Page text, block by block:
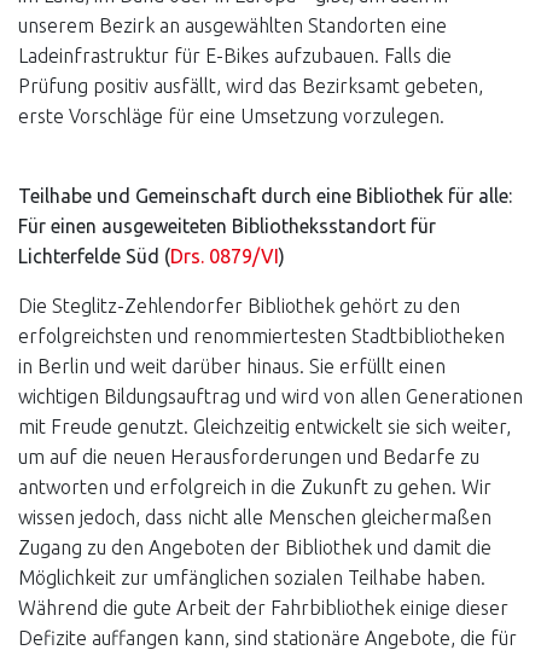
unserem Bezirk an ausgewählten Standorten eine
Ladeinfrastruktur für E-Bikes aufzubauen. Falls die
Prüfung positiv ausfällt, wird das Bezirksamt gebeten,
erste Vorschläge für eine Umsetzung vorzulegen.
Teilhabe und Gemeinschaft durch eine Bibliothek für alle:
Für einen ausgeweiteten Bibliotheksstandort für
Lichterfelde Süd (Drs. 0879/VI)
Die Steglitz-Zehlendorfer Bibliothek gehört zu den
erfolgreichsten und renommiertesten Stadtbibliotheken
in Berlin und weit darüber hinaus. Sie erfüllt einen
wichtigen Bildungsauftrag und wird von allen Generationen
mit Freude genutzt. Gleichzeitig entwickelt sie sich weiter,
um auf die neuen Herausforderungen und Bedarfe zu
antworten und erfolgreich in die Zukunft zu gehen. Wir
wissen jedoch, dass nicht alle Menschen gleichermaßen
Zugang zu den Angeboten der Bibliothek und damit die
Möglichkeit zur umfänglichen sozialen Teilhabe haben.
Während die gute Arbeit der Fahrbibliothek einige dieser
Defizite auffangen kann, sind stationäre Angebote, die für